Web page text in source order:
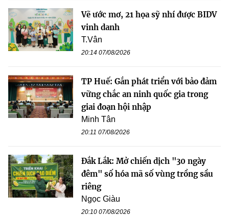
Vẽ ước mơ, 21 họa sỹ nhí được BIDV
vinh danh
T.Vân
20:14 07/08/2026
TP Huế: Gắn phát triển với bảo đảm
vững chắc an ninh quốc gia trong
giai đoạn hội nhập
Minh Tân
20:11 07/08/2026
Đắk Lắk: Mở chiến dịch "30 ngày
đêm" số hóa mã số vùng trồng sầu
riêng
Ngọc Giàu
20:10 07/08/2026